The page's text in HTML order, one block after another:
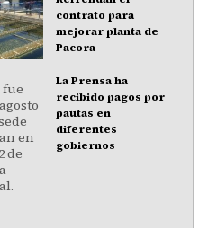
contrato para
mejorar planta de
Pacora
La Prensa ha
recibido pagos por
pautas en
diferentes
gobiernos